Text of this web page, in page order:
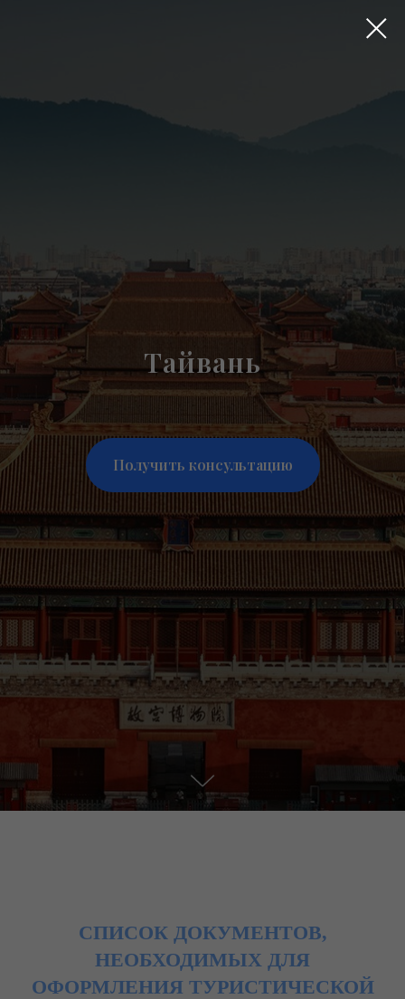
Тайвань
Получить консультацию
СПИСОК ДОКУМЕНТОВ,
НЕОБХОДИМЫХ ДЛЯ
ОФОРМЛЕНИЯ ТУРИСТИЧЕСКОЙ